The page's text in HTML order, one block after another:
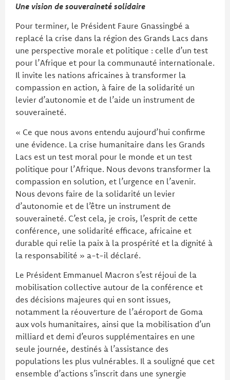
Une vision de souveraineté solidaire
Pour terminer, le Président Faure Gnassingbé a
replacé la crise dans la région des Grands Lacs dans
une perspective morale et politique : celle d’un test
pour l’Afrique et pour la communauté internationale.
Il invite les nations africaines à transformer la
compassion en action, à faire de la solidarité un
levier d’autonomie et de l’aide un instrument de
souveraineté.
« Ce que nous avons entendu aujourd’hui confirme
une évidence. La crise humanitaire dans les Grands
Lacs est un test moral pour le monde et un test
politique pour l’Afrique. Nous devons transformer la
compassion en solution, et l’urgence en l’avenir.
Nous devons faire de la solidarité un levier
d’autonomie et de l’être un instrument de
souveraineté. C’est cela, je crois, l’esprit de cette
conférence, une solidarité efficace, africaine et
durable qui relie la paix à la prospérité et la dignité à
la responsabilité » a-t-il déclaré.
Le Président Emmanuel Macron s’est réjoui de la
mobilisation collective autour de la conférence et
des décisions majeures qui en sont issues,
notamment la réouverture de l’aéroport de Goma
aux vols humanitaires, ainsi que la mobilisation d’un
milliard et demi d’euros supplémentaires en une
seule journée, destinés à l’assistance des
populations les plus vulnérables. Il a souligné que cet
ensemble d’actions s’inscrit dans une synergie